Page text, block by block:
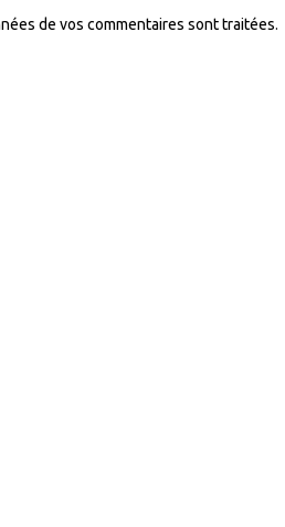
de vos commentaires sont traitées.